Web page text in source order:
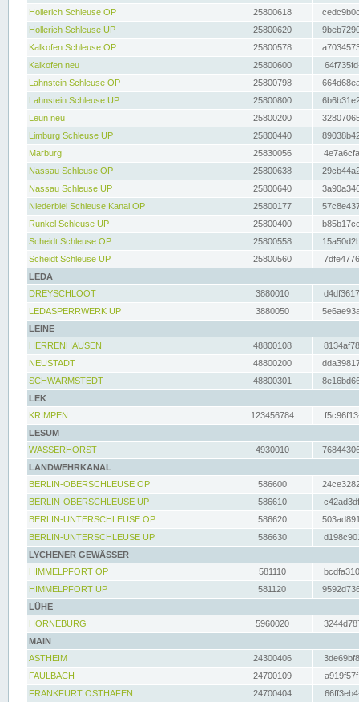
Hollerich Schleuse OP
25800618
Hollerich Schleuse UP
25800620
Kalkofen Schleuse OP
25800578
Kalkofen neu
25800600
Lahnstein Schleuse OP
25800798
Lahnstein Schleuse UP
25800800
Leun neu
25800200
Limburg Schleuse UP
25800440
Marburg
25830056
Nassau Schleuse OP
25800638
Nassau Schleuse UP
25800640
Niederbiel Schleuse Kanal OP
25800177
Runkel Schleuse UP
25800400
Scheidt Schleuse OP
25800558
Scheidt Schleuse UP
25800560
LEDA
DREYSCHLOOT
3880010
LEDASPERRWERK UP
3880050
LEINE
HERRENHAUSEN
48800108
NEUSTADT
48800200
SCHWARMSTEDT
48800301
LEK
KRIMPEN
123456784
LESUM
WASSERHORST
4930010
LANDWEHRKANAL
BERLIN-OBERSCHLEUSE OP
586600
BERLIN-OBERSCHLEUSE UP
586610
BERLIN-UNTERSCHLEUSE OP
586620
BERLIN-UNTERSCHLEUSE UP
586630
LYCHENER GEWÄSSER
HIMMELPFORT OP
581110
HIMMELPFORT UP
581120
LÜHE
HORNEBURG
5960020
MAIN
ASTHEIM
24300406
FAULBACH
24700109
FRANKFURT OSTHAFEN
24700404